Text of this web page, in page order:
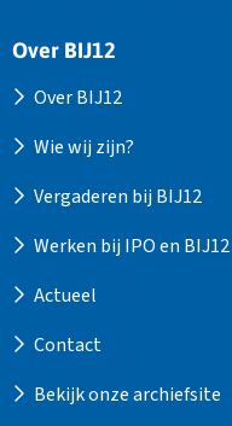
Over BIJ12
Over BIJ12
Wie wij zijn?
Vergaderen bij BIJ12
Werken bij IPO en BIJ12
Actueel
Contact
Bekijk onze archiefsite